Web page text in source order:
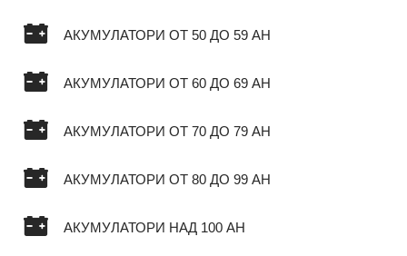
АКУМУЛАТОРИ ОТ 50 ДО 59 AH
АКУМУЛАТОРИ ОТ 60 ДО 69 AH
АКУМУЛАТОРИ ОТ 70 ДО 79 AH
АКУМУЛАТОРИ ОТ 80 ДО 99 AH
АКУМУЛАТОРИ НАД 100 AH